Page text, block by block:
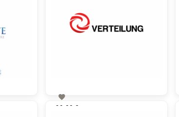

90,00 €